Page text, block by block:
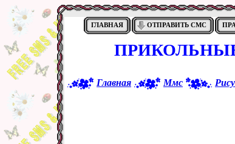
ГЛАВНАЯ ОТПРАВИТЬ СМС
Главная Ммс